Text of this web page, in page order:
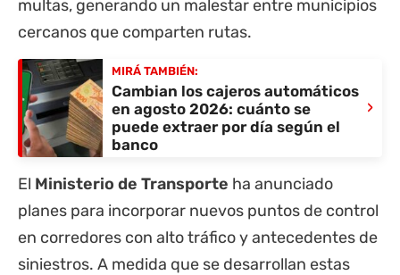
multas, generando un malestar entre municipios
cercanos que comparten rutas.
MIRÁ TAMBIÉN:
Cambian los cajeros automáticos
en agosto 2026: cuánto se
puede extraer por día según el
banco
›
El Ministerio de Transporte ha anunciado
planes para incorporar nuevos puntos de control
en corredores con alto tráfico y antecedentes de
siniestros. A medida que se desarrollan estas